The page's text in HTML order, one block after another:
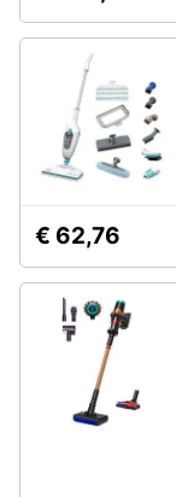
€ 62,76